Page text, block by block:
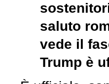
saluto
vede il
Trump è